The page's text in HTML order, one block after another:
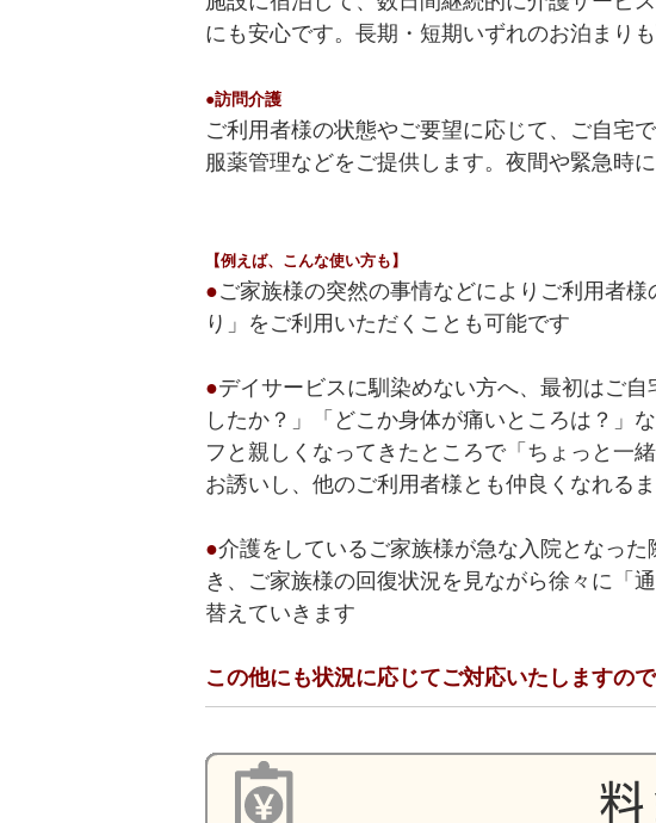
にも安心です。長期・短期いずれのお泊まり
●訪問介護
ご利用者様の状態やご要望に応じて、ご自宅
服薬管理などをご提供します。夜間や緊急時
【例えば、こんな使い方も】
●ご家族様の突然の事情などによりご利用者
り」をご利用いただくことも可能です
●デイサービスに馴染めない方へ、最初はご
したか？」「どこか身体が痛いところは？」
フと親しくなってきたところで「ちょっと一
お誘いし、他のご利用者様とも仲良くなれる
●介護をしているご家族様が急な入院となっ
き、ご家族様の回復状況を見ながら徐々に「
替えていきます
この他にも状況に応じてご対応いたしますの